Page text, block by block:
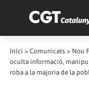
Inici > Comunicats > Nou
oculta informació,
roba a la majoria de la